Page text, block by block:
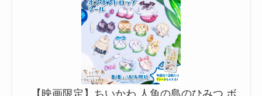
【映画限定】ちいかわ 人魚の島のひみつ ボ